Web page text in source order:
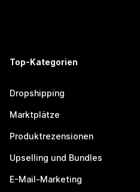
Top-Kategorien
Dropshipping
Marktplätze
Produktrezensionen
Upselling und Bundles
E-Mail-Marketing